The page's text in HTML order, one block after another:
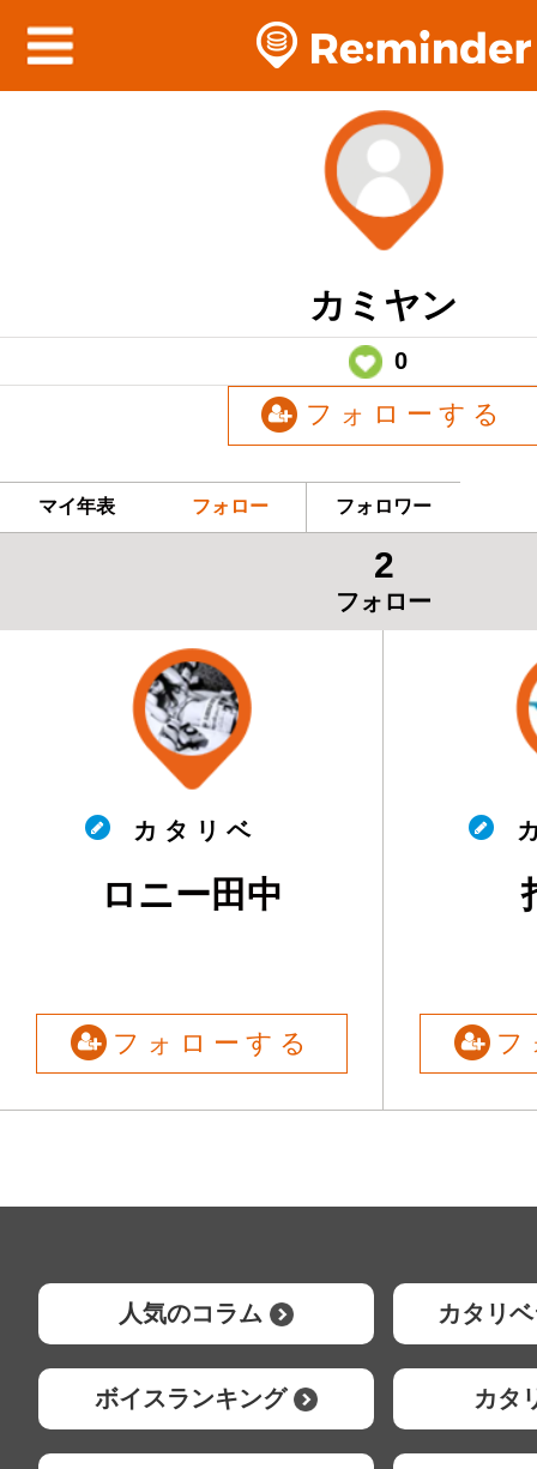
カミヤン
0
フォローする
マイ年表 フォロー フォロワー
2
フォロー
カ タ リ ベ
ロニー田中
フォローする
人気のコラム カタリ
ボイスランキング カタ